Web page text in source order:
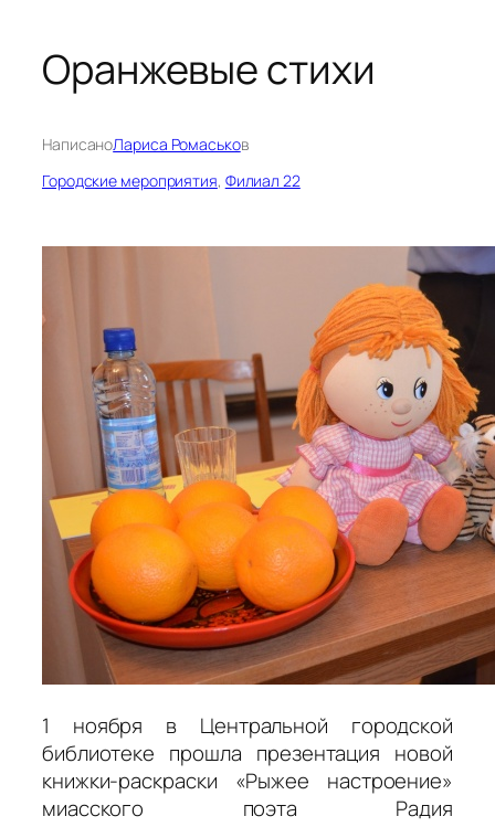
Оранжевые стихи
НаписаноЛариса Ромаськов
Городские мероприятия, Филиал 22
1 ноября в Центральной городской
библиотеке прошла презентация новой
книжки-раскраски «Рыжее настроение»
миасского поэта Радия